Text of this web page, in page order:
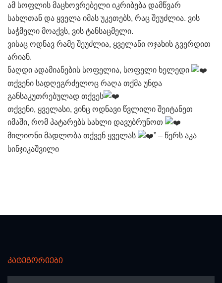
ამ სოფლის მაცხოვრებელი იკრიბება დამწვარ
სახლთან და ყველა იმას უკეთებს, რაც შეუძლია. ვის
საჭმელი მოაქვს, ვის ტანსაცმელი.
ვისაც ოდნავ რამე შეუძლია, ყველანი ოჯახის გვერდით
არიან.
ნაღდი ადამიანების სოფელია, სოფელი ხელედი
თქვენი სადღეგრძელოც რაღა თქმა უნდა
განსაკუთრებულად თქვეს
თქვენი, ყველასი, ვინც ოდნავი წვლილი შეიტანეთ
იმაში, რომ პატარებს სახლი დავუბრუნოთ
მილიონი მადლობა თქვენ ყველას
” – წერს აკა
სინჯიკაშვილი
კატეგორიები